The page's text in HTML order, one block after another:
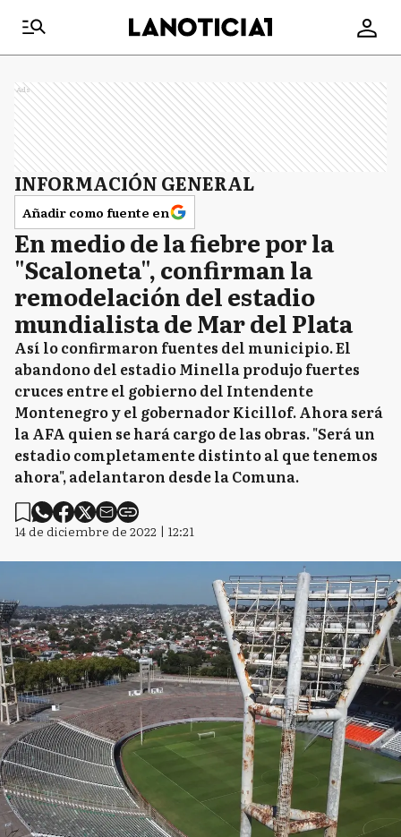
Ads
INFORMACIÓN GENERAL
Añadir como fuente en
En medio de la fiebre por la
"Scaloneta", confirman la
remodelación del estadio
mundialista de Mar del Plata
Así lo confirmaron fuentes del municipio. El
abandono del estadio Minella produjo fuertes
cruces entre el gobierno del Intendente
Montenegro y el gobernador Kicillof. Ahora será
la AFA quien se hará cargo de las obras. "Será un
estadio completamente distinto al que tenemos
ahora", adelantaron desde la Comuna.
14 de diciembre de 2022 | 12:21